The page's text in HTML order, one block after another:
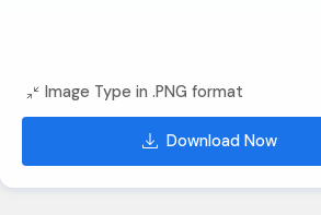
Image Type in .PNG format
Download Now